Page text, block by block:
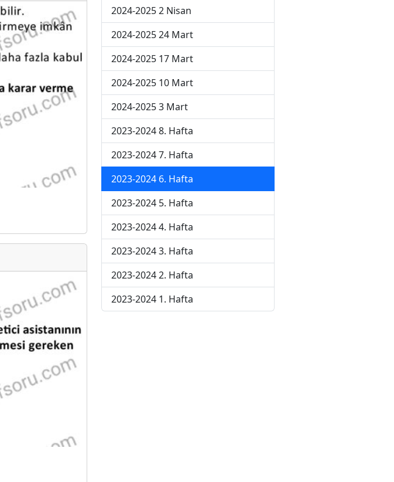
2024-2025 2 Nisan
2024-2025 24 Mart
2024-2025 17 Mart
2024-2025 10 Mart
2024-2025 3 Mart
2023-2024 8. Hafta
2023-2024 7. Hafta
2023-2024 6. Hafta
2023-2024 5. Hafta
2023-2024 4. Hafta
2023-2024 3. Hafta
2023-2024 2. Hafta
2023-2024 1. Hafta